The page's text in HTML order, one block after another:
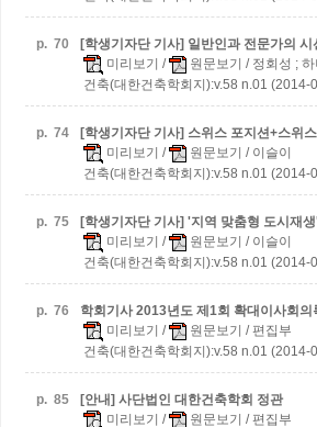
p. 70
[학생기자단 기사] 일반인과 전문가의
미리보기 / 원문보기 / 정회성 ;
건축(대한건축학회지):v.58 n.01 (2014-
p. 74
[학생기자단 기사] 스위스 포지션+스위
미리보기 / 원문보기 / 이슬이
건축(대한건축학회지):v.58 n.01 (2014-
p. 75
[학생기자단 기사] '지역 맞춤형 도시재
미리보기 / 원문보기 / 이슬이
건축(대한건축학회지):v.58 n.01 (2014-
p. 76 학회기사2013년도 제1회 확대이사회의
미리보기 / 원문보기 / 편집부
건축(대한건축학회지):v.58 n.01 (2014-
p. 85
[안내] 사단법인 대한건축학회 정관
미리보기 / 원문보기 / 편집부